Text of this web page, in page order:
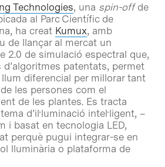
Technologies, una spin-offde
al Parc Científic de
ha creat Kumux, amb
de llançar al mercat un
2.0 de simulació espectral que,
d’algoritmes patentats, permet
llum diferencial per millorar tant
les persones com el
de les plantes. Es tracta
d’il·luminació intel·ligent, –
i basat en tecnologia LED,
perquè pugui integrar-se en
lluminària o plataforma de